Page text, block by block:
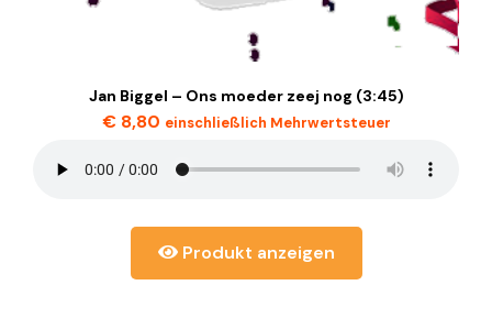
Jan Biggel – Ons moeder zeej nog (3:45)
€8,80 einschließlich Mehrwertsteuer
Produkt anzeigen